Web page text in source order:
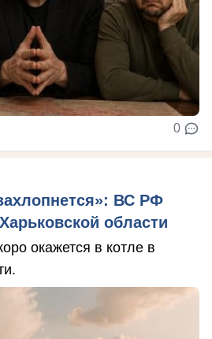
0
ВС РФ
области
окажется в котле в